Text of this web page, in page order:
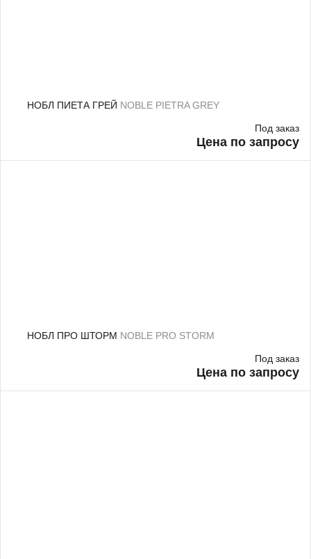
НОБЛ ПИЕТА ГРЕЙ NOBLE PIETRA GREY
Под заказ
Цена по запросу
НОБЛ ПРО ШТОРМ NOBLE PRO STORM
Под заказ
Цена по запросу